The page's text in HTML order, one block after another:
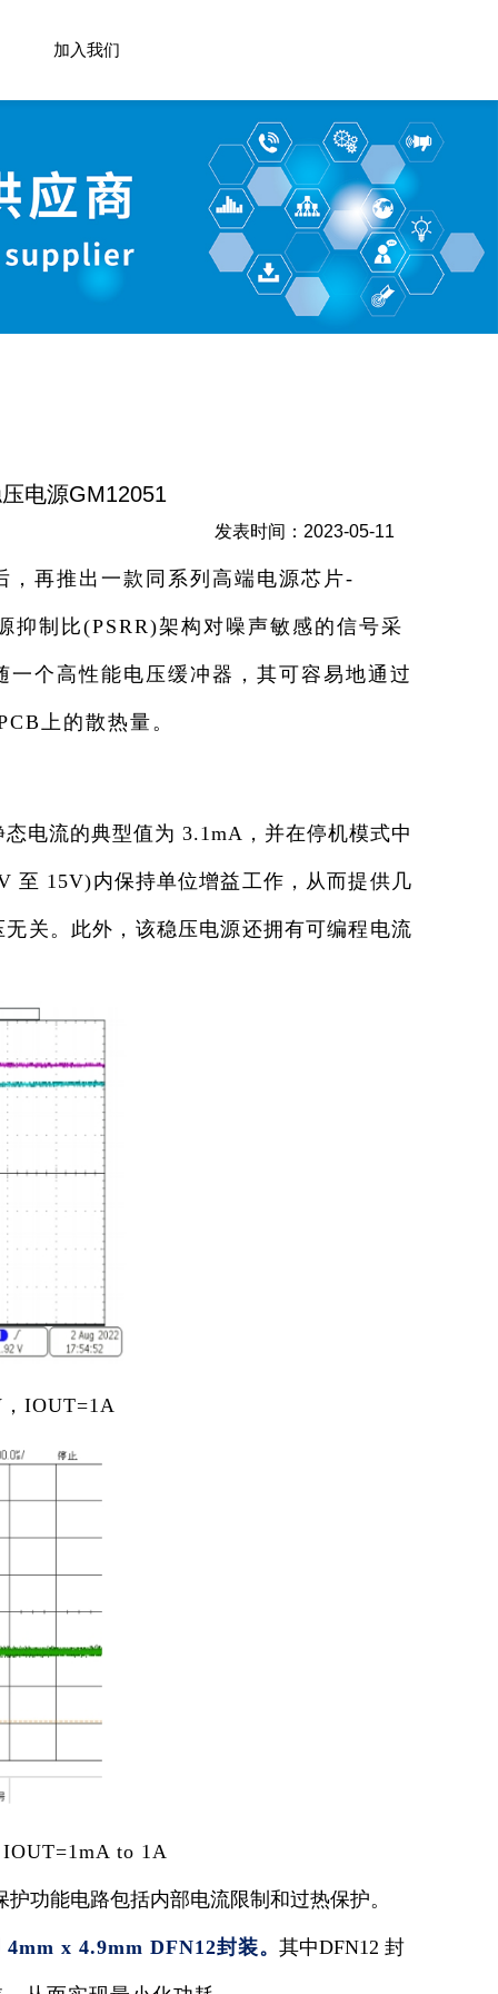
加入我们
电源GM12051
发表时间： 2023-05-11
，再推出一款同系列高端电源芯片-
抑制比(PSRR)架构对噪声敏感的信号采
个高性能电压缓冲器，其可容易地通过
上的散热量。
电流的典型值为 3.1mA，并在停机模式中
至 15V)内保持单位增益工作，从而提供几
关。此外，该稳压电源还拥有可编程电流
IOUT=1A
to 1A
功能电路包括内部电流限制和过热保护。
4mm x 4.9mm DFN12封装。 其中DFN12 封